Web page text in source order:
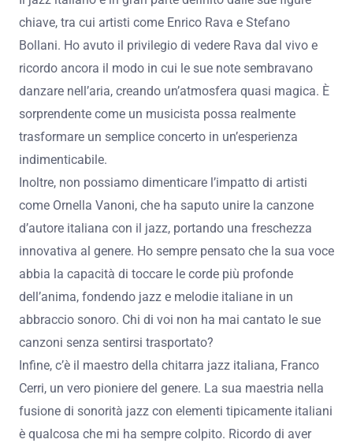
chiave, tra cui artisti come Enrico Rava e Stefano
Bollani. Ho avuto il privilegio di vedere Rava dal vivo e
ricordo ancora il modo in cui le sue note sembravano
danzare nell’aria, creando un’atmosfera quasi magica. È
sorprendente come un musicista possa realmente
trasformare un semplice concerto in un’esperienza
indimenticabile.
Inoltre, non possiamo dimenticare l’impatto di artisti
come Ornella Vanoni, che ha saputo unire la canzone
d’autore italiana con il jazz, portando una freschezza
innovativa al genere. Ho sempre pensato che la sua voce
abbia la capacità di toccare le corde più profonde
dell’anima, fondendo jazz e melodie italiane in un
abbraccio sonoro. Chi di voi non ha mai cantato le sue
canzoni senza sentirsi trasportato?
Infine, c’è il maestro della chitarra jazz italiana, Franco
Cerri, un vero pioniere del genere. La sua maestria nella
fusione di sonorità jazz con elementi tipicamente italiani
è qualcosa che mi ha sempre colpito. Ricordo di aver